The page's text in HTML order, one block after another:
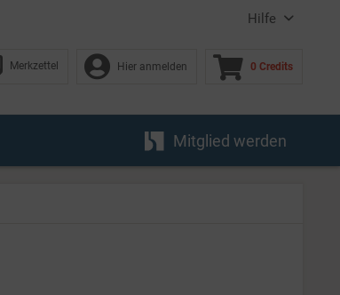
Hilfe
Merkzettel Hier anmelden 0 Credits
Mitglied werden